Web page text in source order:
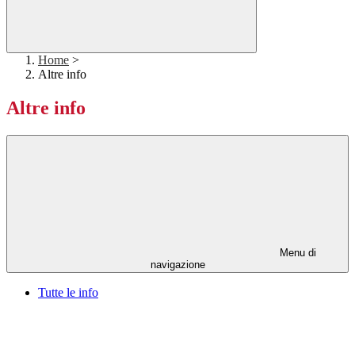
Home >
Altre info
Altre info
Menu di
navigazione
Tutte le info